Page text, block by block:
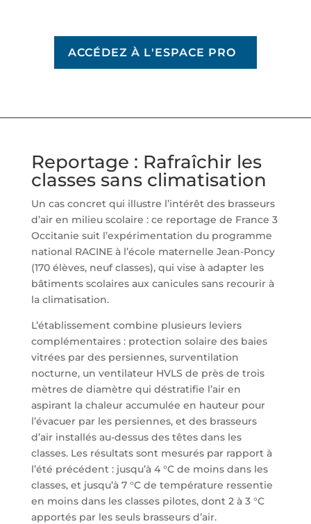
ACCÉDEZ À L'ESPACE PRO
Reportage : Rafraîchir les
classes sans climatisation
Un cas concret qui illustre l’intérêt des brasseurs
d’air en milieu scolaire : ce reportage de France 3
Occitanie suit l’expérimentation du programme
national RACINE à l’école maternelle Jean-Poncy
(170 élèves, neuf classes), qui vise à adapter les
bâtiments scolaires aux canicules sans recourir à
la climatisation.
L’établissement combine plusieurs leviers
complémentaires : protection solaire des baies
vitrées par des persiennes, surventilation
nocturne, un ventilateur HVLS de près de trois
mètres de diamètre qui déstratifie l’air en
aspirant la chaleur accumulée en hauteur pour
l’évacuer par les persiennes, et des brasseurs
d’air installés au-dessus des têtes dans les
classes. Les résultats sont mesurés par rapport à
l’été précédent : jusqu’à 4 °C de moins dans les
classes, et jusqu’à 7 °C de température ressentie
en moins dans les classes pilotes, dont 2 à 3 °C
apportés par les seuls brasseurs d’air.